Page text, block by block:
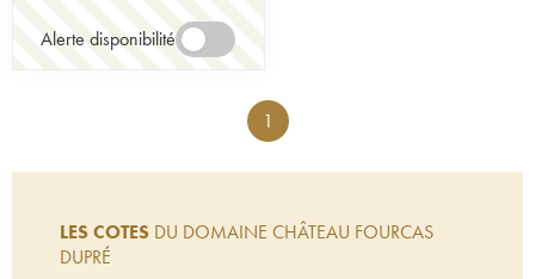
Alerte disponibilité
1
LES COTES DU DOMAINE CHÂTEAU FOURCAS
DUPRÉ